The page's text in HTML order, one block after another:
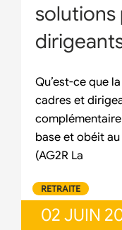
solutions
Qu’est-ce que
cadres et
base et obéit
(AG2R La
RETRAITE
02 JUIN